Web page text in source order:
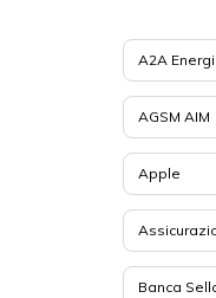
A2A
AGSM AIM
Apple
Banca